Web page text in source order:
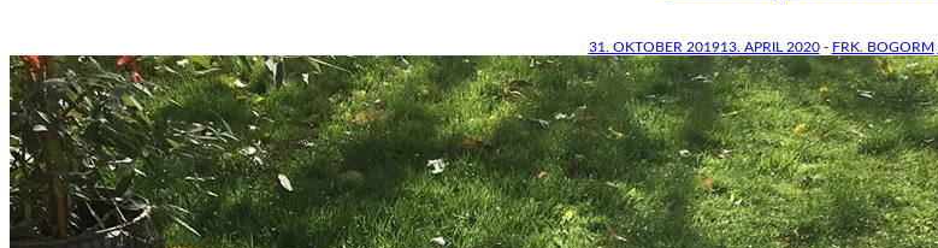
31. OKTOBER 201913. APRIL 2020- FRK. BOGORM